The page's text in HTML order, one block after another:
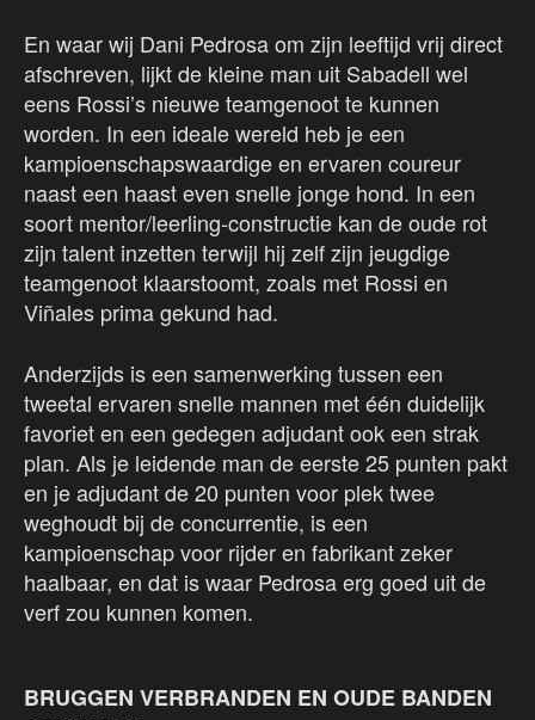
En waar wij Dani Pedrosa om zijn leeftijd vrij direct
afschreven, lijkt de kleine man uit Sabadell wel
eens Rossi’s nieuwe teamgenoot te kunnen
worden. In een ideale wereld heb je een
kampioenschapswaardige en ervaren coureur
naast een haast even snelle jonge hond. In een
soort mentor/leerling-constructie kan de oude rot
zijn talent inzetten terwijl hij zelf zijn jeugdige
teamgenoot klaarstoomt, zoals met Rossi en
Viñales prima gekund had.
Anderzijds is een samenwerking tussen een
tweetal ervaren snelle mannen met één duidelijk
favoriet en een gedegen adjudant ook een strak
plan. Als je leidende man de eerste 25 punten pakt
en je adjudant de 20 punten voor plek twee
weghoudt bij de concurrentie, is een
kampioenschap voor rijder en fabrikant zeker
haalbaar, en dat is waar Pedrosa erg goed uit de
verf zou kunnen komen.
BRUGGEN VERBRANDEN EN OUDE BANDEN